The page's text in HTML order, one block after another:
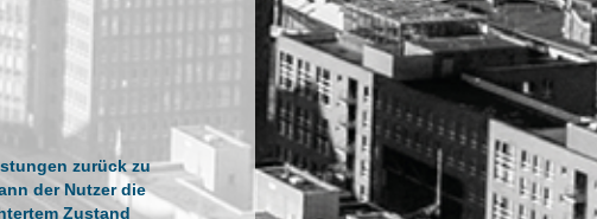
zurück zu
der Nutzer die
Zustand